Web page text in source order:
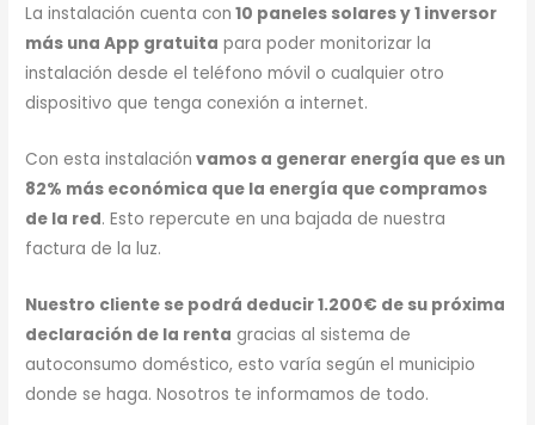
La instalación cuenta con 10 paneles solares y 1 inversor
más una App gratuita para poder monitorizar la
instalación desde el teléfono móvil o cualquier otro
dispositivo que tenga conexión a internet.
Con esta instalación vamos a generar energía que es un
82% más económica que la energía que compramos
de la red. Esto repercute en una bajada de nuestra
factura de la luz.
Nuestro cliente se podrá deducir 1.200€ de su próxima
declaración de la renta gracias al sistema de
autoconsumo doméstico, esto varía según el municipio
donde se haga. Nosotros te informamos de todo.